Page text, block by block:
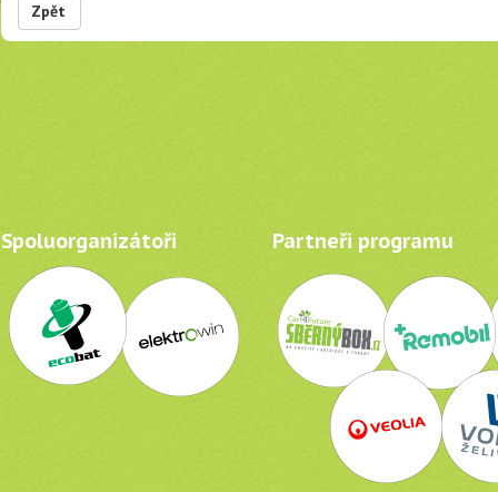
Zpět
Spoluorganizátoři Partneři programu